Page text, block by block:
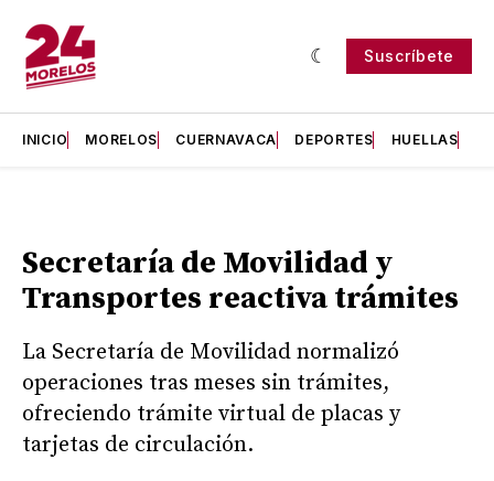
Suscríbete
INICIO MORELOS CUERNAVACA DEPORTES HUELLAS
Secretaría de Movilidad y
Transportes reactiva trámites
La Secretaría de Movilidad normalizó
operaciones tras meses sin trámites,
ofreciendo trámite virtual de placas y
tarjetas de circulación.